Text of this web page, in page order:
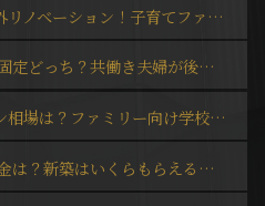
La CLochette de Ecrarge
↑詳細は上記をクリック↑
◎人気設備が多数
◎オンライン内見可能です！
お気軽にお問合せください
AFLOファミリーサロン
TEL：06-6578-2223
中古マンションで叶える郊外リノベーション！子育てファミリーの住み替えにおすすめ
2026年の住宅ローンは変動固定どっち？共働き夫婦が後悔しない選び方を解説
天満橋と南森町のマンション相場は？ファミリー向け学校区の人気も解説
みらいエコ住宅2026の補助金は？新築はいくらもらえるか解説